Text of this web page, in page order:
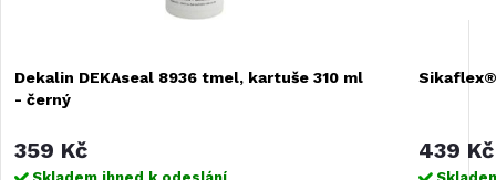
Dekalin DEKAseal 8936 tmel, kartuše 310 ml
- černý
359 Kč 439 Kč